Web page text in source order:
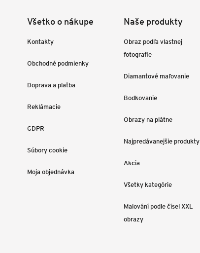
Všetko o nákupe
Kontakty
Obchodné podmienky
Doprava a platba
Reklámacie
GDPR
Súbory cookie
Moja objednávka
Naše produkty
Obraz podľa vlastnej
fotografie
Diamantové maľovanie
Bodkovanie
Obrazy na plátne
Najpredávanejšie produkty
Akcia
Všetky kategórie
Malování podle čísel XXL
obrazy